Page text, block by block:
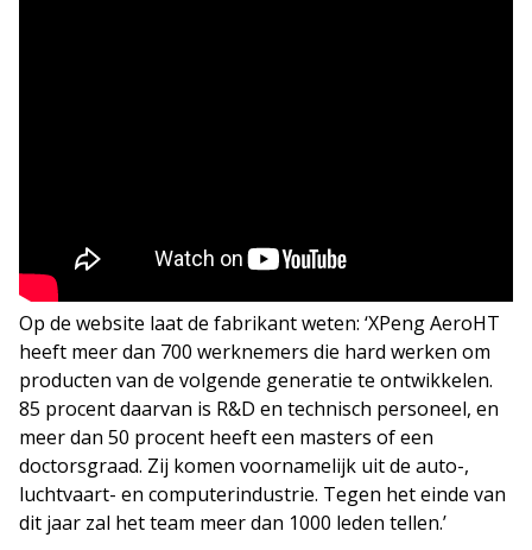
Op de website laat de fabrikant weten: ‘XPeng AeroHT
heeft meer dan 700 werknemers die hard werken om
producten van de volgende generatie te ontwikkelen.
85 procent daarvan is R&D en technisch personeel, en
meer dan 50 procent heeft een masters of een
doctorsgraad. Zij komen voornamelijk uit de auto-,
luchtvaart- en computerindustrie. Tegen het einde van
dit jaar zal het team meer dan 1000 leden tellen.’